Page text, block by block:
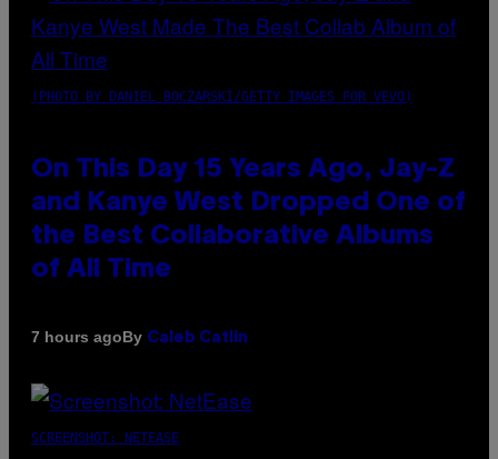
(PHOTO BY DANIEL BOCZARSKI/GETTY IMAGES FOR VEVO)
On This Day 15 Years Ago, Jay-Z
and Kanye West Dropped One of
the Best Collaborative Albums
of All Time
7 hours agoBy Caleb Catlin
SCREENSHOT: NETEASE